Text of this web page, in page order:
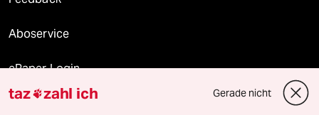
Aboservice
ePaper Login
Downloads für Abonnierende
taz zahl ich Gerade nicht